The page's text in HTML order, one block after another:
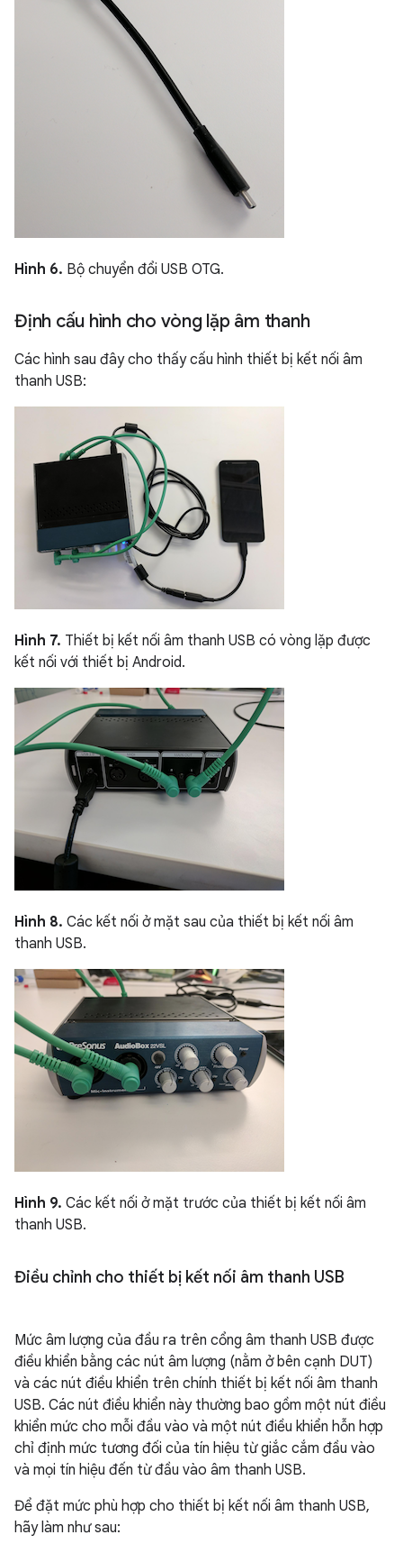
Hình 6. Bộ chuyển đổi USB OTG.
Định cấu hình cho vòng lặp âm thanh
Các hình sau đây cho thấy cấu hình thiết bị kết nối âm
thanh USB:
Hình 7. Thiết bị kết nối âm thanh USB có vòng lặp được
kết nối với thiết bị Android.
Hình 8. Các kết nối ở mặt sau của thiết bị kết nối âm
thanh USB.
Hình 9. Các kết nối ở mặt trước của thiết bị kết nối âm
thanh USB.
Điều chỉnh cho thiết bị kết nối âm thanh USB
Mức âm lượng của đầu ra trên cổng âm thanh USB được
điều khiển bằng các nút âm lượng (nằm ở bên cạnh DUT)
và các nút điều khiển trên chính thiết bị kết nối âm thanh
USB. Các nút điều khiển này thường bao gồm một nút điều
khiển mức cho mỗi đầu vào và một nút điều khiển hỗn hợp
chỉ định mức tương đối của tín hiệu từ giắc cắm đầu vào
và mọi tín hiệu đến từ đầu vào âm thanh USB.
Để đặt mức phù hợp cho thiết bị kết nối âm thanh USB,
hãy làm như sau: